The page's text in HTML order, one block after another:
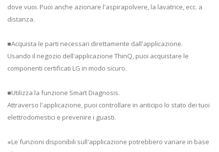
dove vuoi. Puoi anche azionare l'aspirapolvere, la lavatrice, ecc. a
distanza.
■Acquista le parti necessari direttamente dall'applicazione.
Usando il negozio dell'applicazione ThinQ, puoi acquistare le
componenti certificati LG in modo sicuro.
■Utilizza la funzione Smart Diagnosis.
Attraverso l'applicazione, puoi controllare in anticipo lo stato dei tuoi
elettrodomestici e prevenire i guasti.
※Le funzioni disponibili sull'applicazione potrebbero variare in base